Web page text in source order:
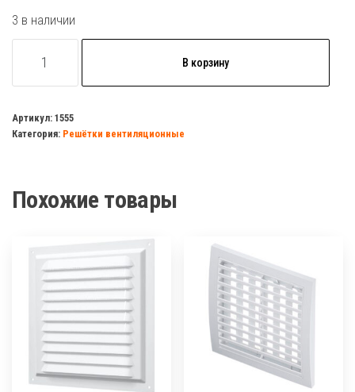
3 в наличии
товара
осевой
вытяжной
5
В корзину
Артикул: 1555
Категория: Решётки вентиляционные
Похожие товары